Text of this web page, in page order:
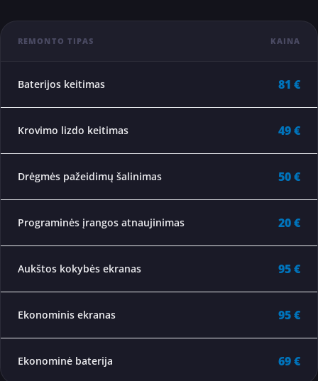
REMONTO TIPAS KAINA
Baterijos keitimas 81 €
Krovimo lizdo keitimas 49 €
Drėgmės pažeidimų šalinimas 50 €
Programinės įrangos atnaujinimas 20 €
Aukštos kokybės ekranas 95 €
Ekonominis ekranas 95 €
Ekonominė baterija 69 €